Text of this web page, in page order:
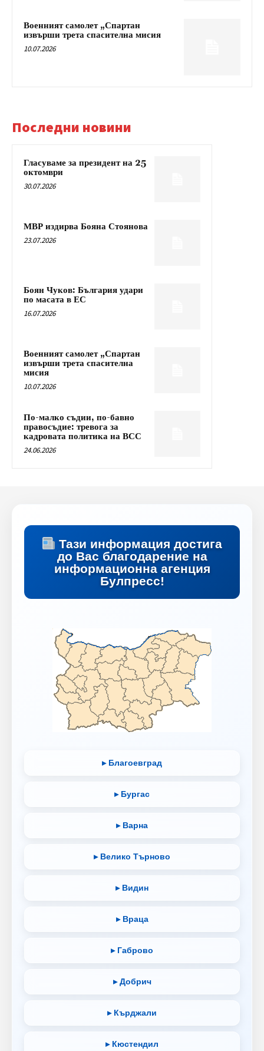
Военният самолет „Спартан
извърши трета спасителна мисия
10.07.2026
Последни новини
Гласуваме за президент на 25
октомври
30.07.2026
МВР издирва Бояна Стоянова
23.07.2026
Боян Чуков: България удари
по масата в ЕС
16.07.2026
Военният самолет „Спартан
извърши трета спасителна
мисия
10.07.2026
По-малко съдии, по-бавно
правосъдие: тревога за
кадровата политика на ВСС
24.06.2026
Тази информация достига
до Вас благодарение на
информационна агенция
Булпресс!
▸ Благоевград
▸ Бургас
▸ Варна
▸ Велико Търново
▸ Видин
▸ Враца
▸ Габрово
▸ Добрич
▸ Кърджали
▸ Кюстендил